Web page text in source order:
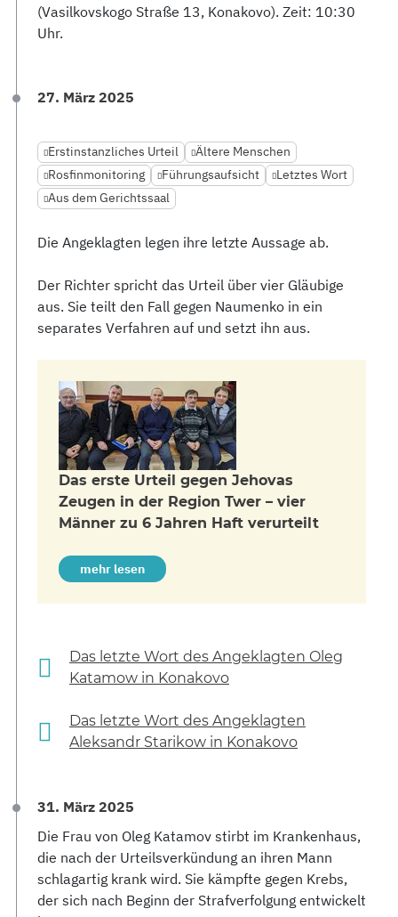
(Vasilkovskogo Straße 13, Konakovo). Zeit: 10:30
Uhr.
27. März 2025
Erstinstanzliches Urteil
Ältere Menschen
Rosfinmonitoring
Führungsaufsicht
Letztes Wort
Aus dem Gerichtssaal
Die Angeklagten legen ihre letzte Aussage ab.
Der Richter spricht das Urteil über vier Gläubige
aus. Sie teilt den Fall gegen Naumenko in ein
separates Verfahren auf und setzt ihn aus.
Das erste Urteil gegen Jehovas
Zeugen in der Region Twer – vier
Männer zu 6 Jahren Haft verurteilt
mehr lesen
Das letzte Wort des Angeklagten Oleg
Katamow in Konakovo
Das letzte Wort des Angeklagten
Aleksandr Starikow in Konakovo
31. März 2025
Die Frau von Oleg Katamov stirbt im Krankenhaus,
die nach der Urteilsverkündung an ihren Mann
schlagartig krank wird. Sie kämpfte gegen Krebs,
der sich nach Beginn der Strafverfolgung entwickelt